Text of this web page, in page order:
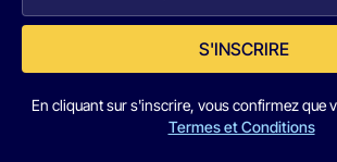
S'INSCRIRE
En cliquant sur s'inscrire, vous confirmez que
Termes et Conditions